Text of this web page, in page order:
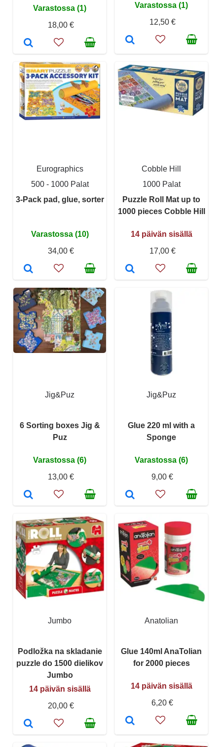
Varastossa (1)
18,00 €
Varastossa (1)
12,50 €
Eurographics
500 - 1000 Palat
3-Pack pad, glue, sorter
Varastossa (10)
34,00 €
Cobble Hill
1000 Palat
Puzzle Roll Mat up to
1000 pieces Cobble Hill
14 päivän sisällä
17,00 €
Jig&Puz
6 Sorting boxes Jig &
Puz
Varastossa (6)
13,00 €
Jig&Puz
Glue 220 ml with a
Sponge
Varastossa (6)
9,00 €
Jumbo
Podložka na skladanie
puzzle do 1500 dielikov
Jumbo
14 päivän sisällä
20,00 €
Anatolian
Glue 140ml AnaTolian
for 2000 pieces
14 päivän sisällä
6,20 €